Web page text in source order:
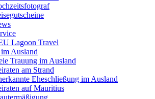
Lagoon Travel
Ausland
Trauung im Ausland
am Strand
Eheschließung im Ausland
auf Mauritius